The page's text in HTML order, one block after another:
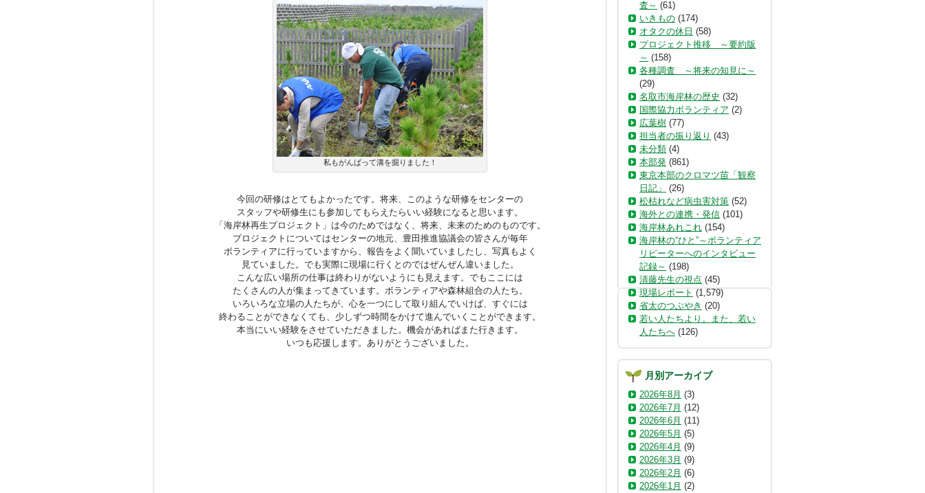
私もがんばって溝を掘りました！
今回の研修はとてもよかったです。将来、このような研修をセンターの
スタッフや研修生にも参加してもらえたらいい経験になると思います。
「海岸林再生プロジェクト」は今のためではなく、将来、未来のためのものです。
プロジェクトについてはセンターの地元、豊田推進協議会の皆さんが毎年
ボランティアに行っていますから、報告をよく聞いていましたし、写真もよく
見ていました。でも実際に現場に行くとのではぜんぜん違いました。
こんな広い場所の仕事は終わりがないようにも見えます。でもここには
たくさんの人が集まってきています。ボランティアや森林組合の人たち。
いろいろな立場の人たちが、心を一つにして取り組んでいけば、すぐには
終わることができなくても、少しずつ時間をかけて進んでいくことができます。
本当にいい経験をさせていただきました。機会があればまた行きます。
いつも応援します。ありがとうございました。
査～ (61)
いきもの (174)
オタクの休日 (58)
プロジェクト推移 ～要約版
～ (158)
各種調査 ～将来の知見に～
(29)
名取市海岸林の歴史 (32)
国際協力ボランティア (2)
広葉樹 (77)
担当者の振り返り (43)
未分類 (4)
本部発 (861)
東京本部のクロマツ苗「観察
日記」
(26)
松枯れなど病虫害対策 (52)
海外との連携・発信 (101)
海岸林あれこれ (154)
海岸林の“ひと”～ボランティア
リピーターへのインタビュー
記録～ (198)
清藤先生の視点 (45)
現場レポート (1,579)
省太のつぶやき (20)
若い人たちより。また、若い
人たちへ (126)
月別アーカイブ
2026年8月 (3)
2026年7月 (12)
2026年6月 (11)
2026年5月 (5)
2026年4月 (9)
2026年3月 (9)
2026年2月 (6)
2026年1月 (2)